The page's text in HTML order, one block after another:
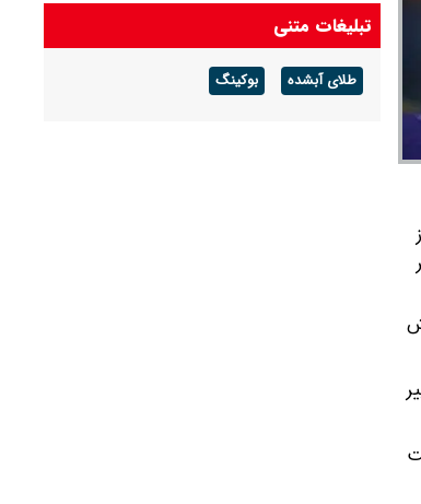
مرداد حذف می‌شود؟
صعودی شد + جدول
تبلیغات متنی
طلای آبشده بوکینگ